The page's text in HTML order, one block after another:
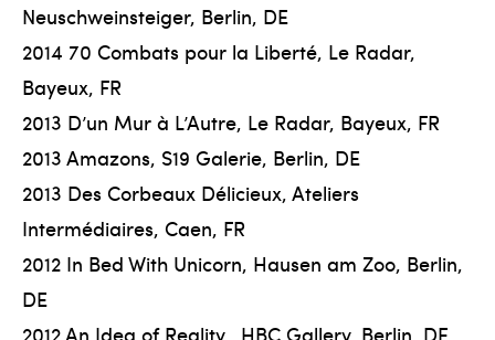
Neuschweinsteiger, Berlin, DE
2014 70 Combats pour la Liberté, Le Radar,
Bayeux, FR
2013 D’un Mur à L’Autre, Le Radar, Bayeux, FR
2013 Amazons, S19 Galerie, Berlin, DE
2013 Des Corbeaux Délicieux, Ateliers
Intermédiaires, Caen, FR
2012 In Bed With Unicorn, Hausen am Zoo, Berlin,
DE
2012 An Idea of Reality, .HBC Gallery, Berlin, DE